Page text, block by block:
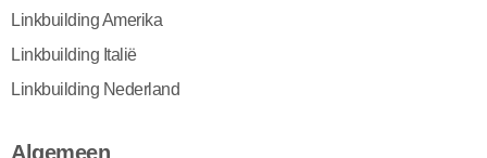
Linkbuilding Amerika
Linkbuilding Italië
Linkbuilding Nederland
Algemeen